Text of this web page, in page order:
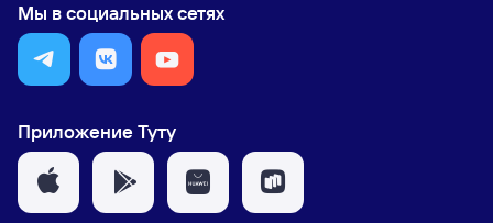
Мы в социальных сетях
Приложение Туту